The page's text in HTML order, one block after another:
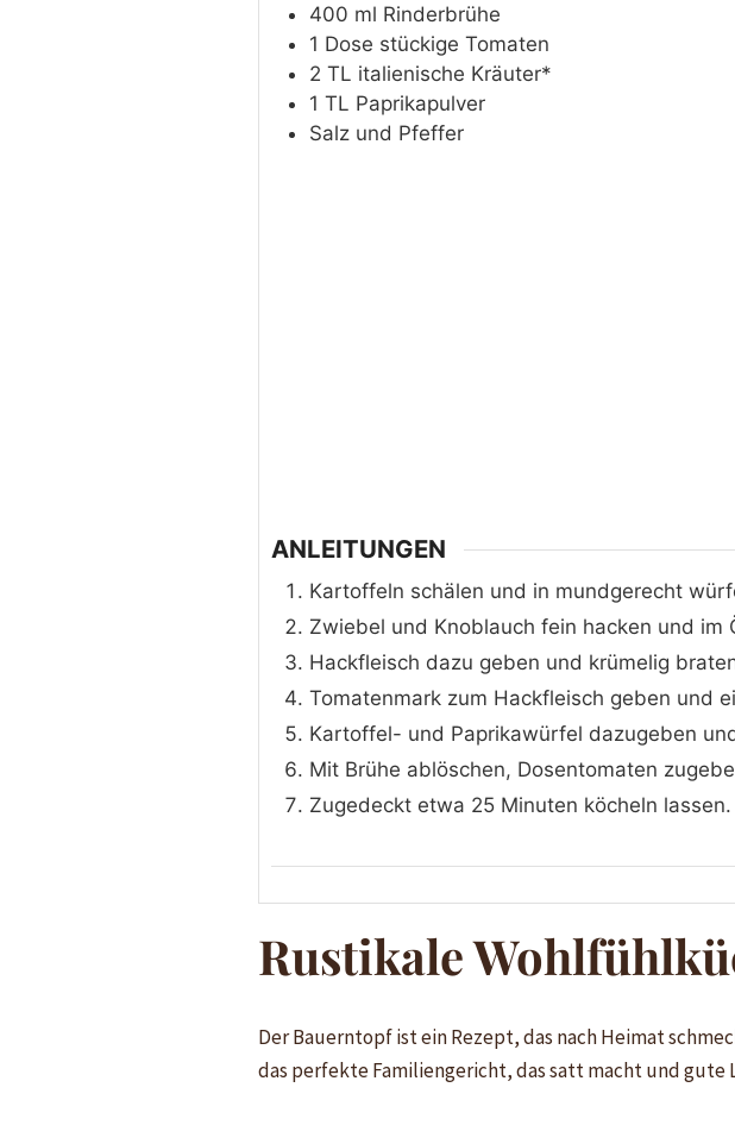
400 ml Rinderbrühe
1 Dose stückige Tomaten
2 TL italienische Kräuter*
1 TL Paprikapulver
Salz und Pfeffer
ANLEITUNGEN
Kartoffeln schälen und in mundgerecht
Zwiebel und Knoblauch fein hacken und im
Hackfleisch dazu geben und krümelig
Tomatenmark zum Hackfleisch geben und
Kartoffel- und Paprikawürfel dazugeben
Mit Brühe ablöschen, Dosentomaten
Zugedeckt etwa 25 Minuten köcheln lassen.
Rustikale
Der Bauerntopf ist ein Rezept, das nach Heimat
das perfekte Familiengericht, das satt macht und gute